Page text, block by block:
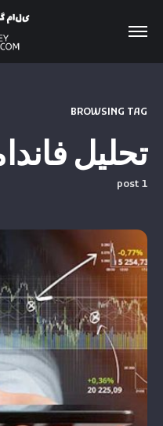
BROWSING TAG
تحلیل
1 post